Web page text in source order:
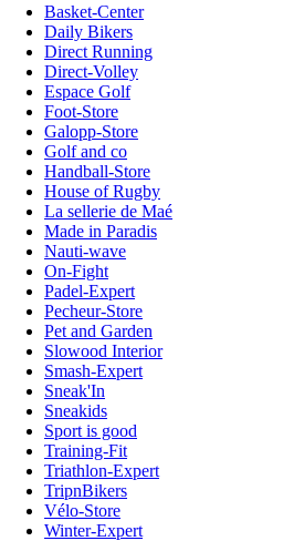
Basket-Center
Daily Bikers
Direct Running
Direct-Volley
Espace Golf
Foot-Store
Galopp-Store
Golf and co
Handball-Store
House of Rugby
La sellerie de Maé
Made in Paradis
Nauti-wave
On-Fight
Padel-Expert
Pecheur-Store
Pet and Garden
Slowood Interior
Smash-Expert
Sneak'In
Sneakids
Sport is good
Training-Fit
Triathlon-Expert
TripnBikers
Vélo-Store
Winter-Expert